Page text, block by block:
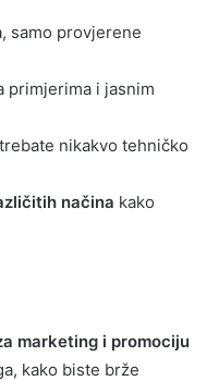
samo provjerene
primjerima i jasnim
nikakvo tehničko
načina kako
marketing i promociju
kako biste brže